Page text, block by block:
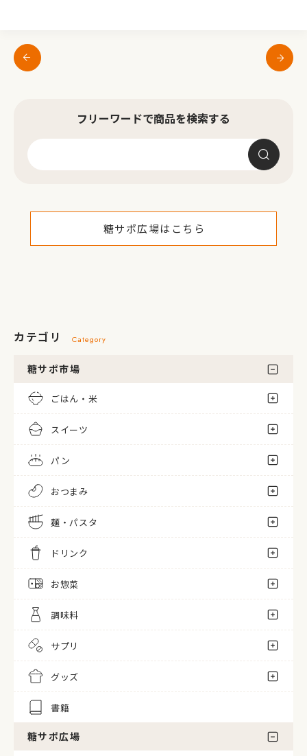
フリーワードで商品を検索する
糖サポ広場はこちら
カテゴリ Category
糖サポ市場
ごはん・米
スイーツ
パン
おつまみ
麺・パスタ
ドリンク
お惣菜
調味料
サプリ
グッズ
書籍
糖サポ広場